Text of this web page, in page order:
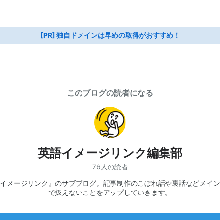
[PR] 独自ドメインは早めの取得がおすすめ！
このブログの読者になる
英語イメージリンク編集部
76人の読者
メージリンク』のサブブログ。記事制作のこぼれ話や裏話などメイ
で扱えないことをアップしていきます。